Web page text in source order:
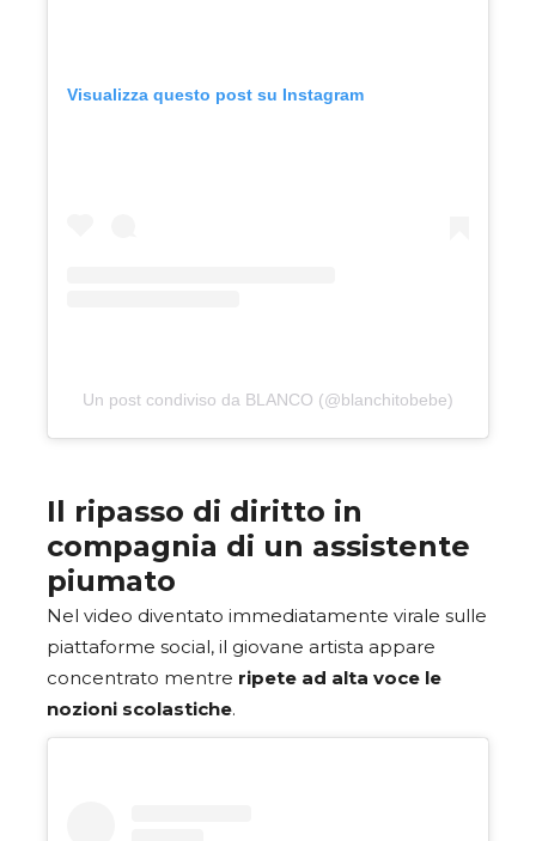
Visualizza questo post su Instagram
Un post condiviso da BLANCO (@blanchitobebe)
Il ripasso di diritto in
compagnia di un assistente
piumato
Nel video diventato immediatamente virale sulle
piattaforme social, il giovane artista appare
concentrato mentre ripete ad alta voce le
nozioni scolastiche.